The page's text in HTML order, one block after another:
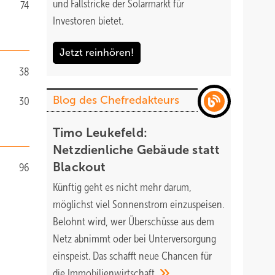
74
38
30
96
und Fallstricke der Solarmarkt für
Investoren bietet.
Jetzt reinhören!
Blog des Chefredakteurs
Timo Leukefeld:
Netzdienliche Gebäude statt
Blackout
Künftig geht es nicht mehr darum,
möglichst viel Sonnenstrom einzuspeisen.
Belohnt wird, wer Überschüsse aus dem
Netz abnimmt oder bei Unterversorgung
einspeist. Das schafft neue Chancen für